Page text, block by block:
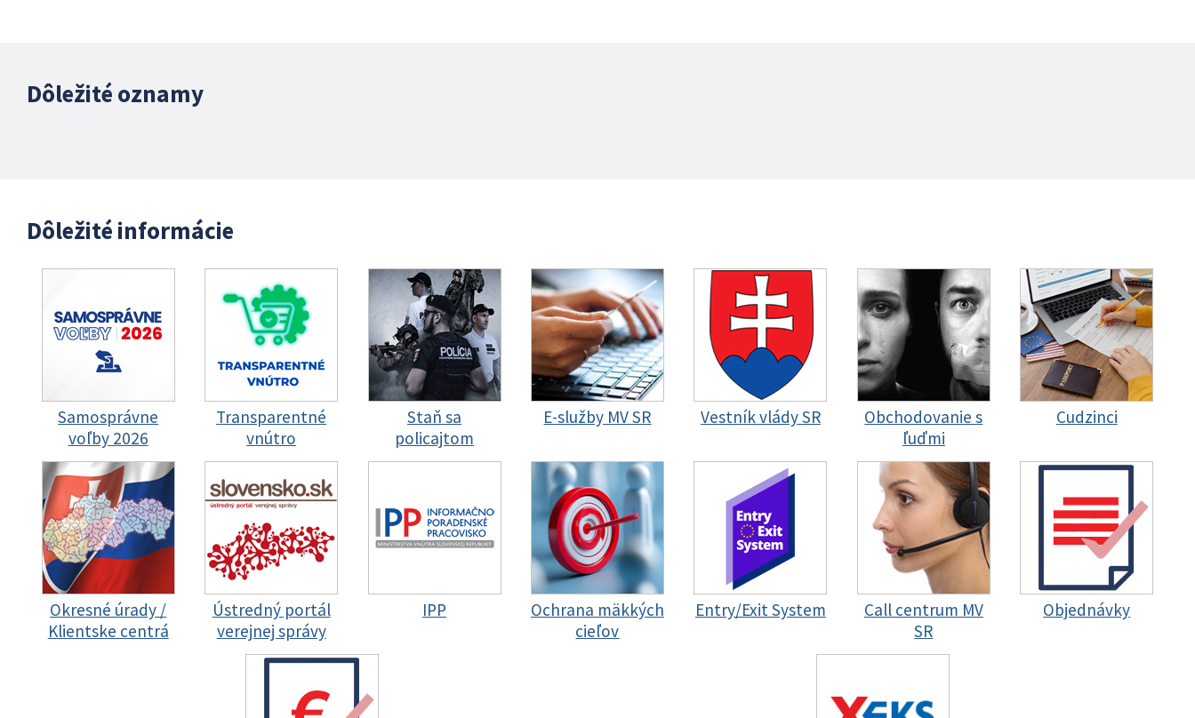
Dôležité oznamy
Dôležité informácie
Samosprávne
voľby 2026
Transparentné
vnútro
Staň sa
policajtom
E-služby MV SR Vestník vlády SR
Obchodovanie s
ľuďmi
Cudzinci
Okresné úrady /
Klientske centrá
Ústredný portál
verejnej správy
IPP
Ochrana mäkkých
cieľov
Entry/Exit System
Call centrum MV
SR
Objednávky